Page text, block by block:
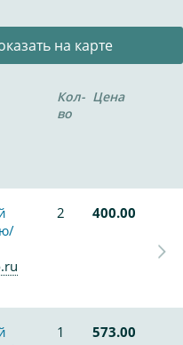
на карте
Кол-
во
Цена
2 400.00
1 573.00